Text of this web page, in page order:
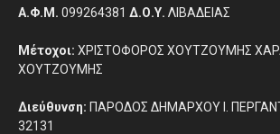
Α.Φ.Μ. 099264381 Δ.Ο.Υ. ΛΙΒΑΔΕΙΑΣ
Μέτοχοι: ΧΡΙΣΤΟΦΟΡΟΣ ΧΟΥΤΖΟΥΜΗΣ
ΧΟΥΤΖΟΥΜΗΣ
Διεύθυνση: ΠΑΡΟΔΟΣ ΔΗΜΑΡΧΟΥ Ι.
32131